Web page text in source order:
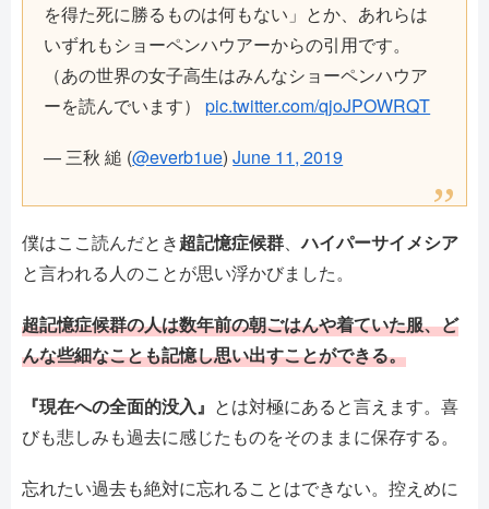
を得た死に勝るものは何もない」とか、あれらは
いずれもショーペンハウアーからの引用です。
（あの世界の女子高生はみんなショーペンハウア
ーを読んでいます）pic.twitter.com/qjoJPOWRQT
— 三秋 縋 (@everb1ue)June 11, 2019
僕はここ読んだとき超記憶症候群、ハイパーサイメシア
と言われる人のことが思い浮かびました。
超記憶症候群の人は数年前の朝ごはんや着ていた服、ど
んな些細なことも記憶し思い出すことができる。
『現在への全面的没入』 とは対極にあると言えます。喜
びも悲しみも過去に感じたものをそのままに保存する。
忘れたい過去も絶対に忘れることはできない。控えめに